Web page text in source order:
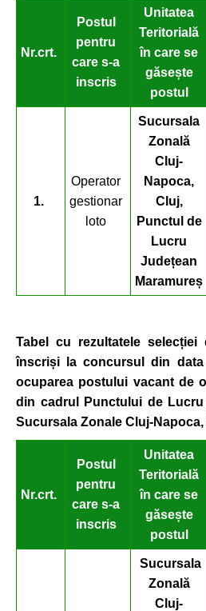
Nr.crt.
Postul
pentru
care s-a
inscris
Unitatea
Teritorială
în care se
găsește
postul
1.
Operator
gestionar
loto
Sucursala
Zonală
Cluj-
Napoca,
Cluj,
Punctul de
Lucru
Județean
Maramureș
Tabel cu rezultatele selecției
înscriși la concursul din
ocuparea postului vacantde
din cadrul Punctului de Lucru
Sucursala Zonale Cluj-
Nr.crt.
Postul
pentru
care s-a
inscris
Unitatea
Teritorială
în care se
găsește
postul
Sucursala
Zonală
Cluj-